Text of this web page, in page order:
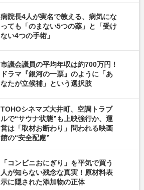
病院長4人が実名で教える、病気にな
っても「のまない5つの薬」と「受け
ない4つの手術」
市議会議員の平均年収は約700万円！
ドラマ『銀河の一票』のように「あ
なたが立候補」という選択肢
TOHOシネマズ大井町、空調トラブ
ルで“サウナ状態”も上映強行か、運
営は「取材お断わり」問われる映画
館の“安全配慮”
「コンビニおにぎり」を平気で買う
人が知らない残念な真実！原材料表
示に隠された添加物の正体